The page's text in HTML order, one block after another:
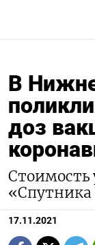
В
доз
Стоимость
«Спутника
17.11.2021